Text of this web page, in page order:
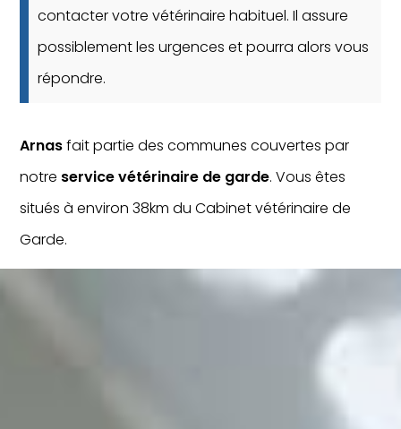
contacter votre vétérinaire habituel. Il assure
possiblement les urgences et pourra alors vous
répondre.
Arnasfait partie des communes couvertes par
notre service vétérinaire de garde. Vous êtes
situés à environ 38km du Cabinet vétérinaire de
Garde.